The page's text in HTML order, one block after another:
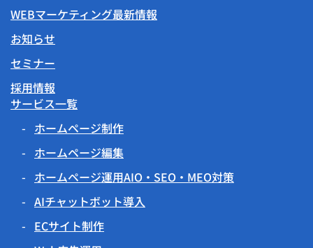
WEBマーケティング最新情報
お知らせ
セミナー
採用情報
サービス一覧
ホームページ制作
ホームページ編集
ホームページ運用AIO・SEO・MEO対策
AIチャットボット導入
ECサイト制作